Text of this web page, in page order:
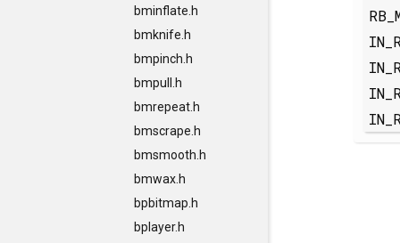
bminflate.h
bmknife.h
bmpinch.h
bmpull.h
bmrepeat.h
bmscrape.h
bmsmooth.h
bmwax.h
bpbitmap.h
bplayer.h